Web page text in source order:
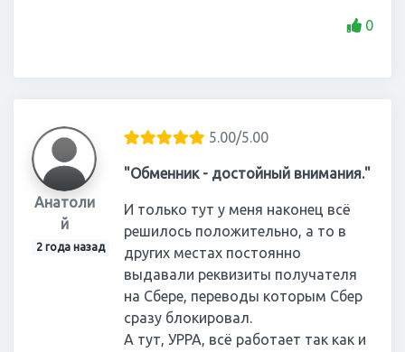
0
Анатоли
й
2 года назад
5.00/5.00
"Обменник - достойный внимания."
И только тут у меня наконец всё
решилось положительно, а то в
других местах постоянно
выдавали реквизиты получателя
на Сбере, переводы которым Сбер
сразу блокировал.
А тут, УРРА, всё работает так как и